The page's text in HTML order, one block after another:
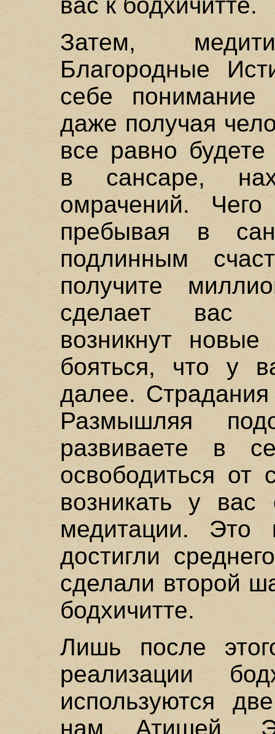
Затем,
Благородные
себе
даже получая
все равно
в сансаре,
омрачений.
пребывая в
подлинным
получите
сделает вас
возникнут
бояться, что у
далее.
Размышляя
развиваете в
освободиться от
возникать у вас
медитации. Это
достигли
сделали второй
бодхичитте.
Лишь после
реализации
используются
нам Атишей.